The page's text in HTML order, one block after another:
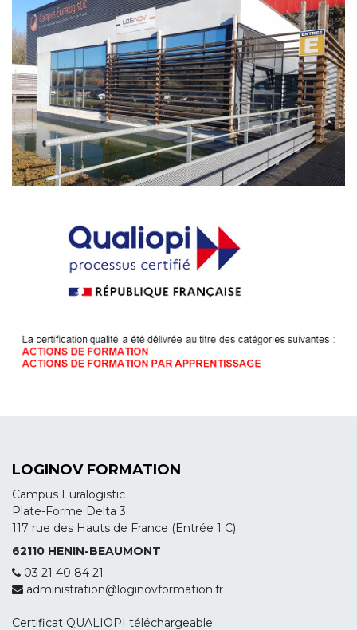
LOGINOV FORMATION
Campus Euralogistic
Plate-Forme Delta 3
117 rue des Hauts de France (Entrée 1 C)
62110 HENIN-BEAUMONT
03 21 40 84 21
administration@loginovformation.fr
Certificat QUALIOPI téléchargeable